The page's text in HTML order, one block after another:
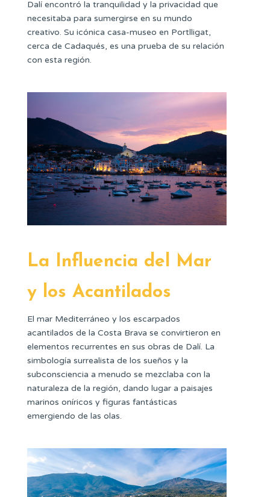
Dalí encontró la tranquilidad y la privacidad que
necesitaba para sumergirse en su mundo
creativo. Su icónica casa-museo en Portlligat,
cerca de Cadaqués, es una prueba de su relación
con esta región.
La Influencia del Mar
y los Acantilados
El mar Mediterráneo y los escarpados
acantilados de la Costa Brava se convirtieron en
elementos recurrentes en sus obras de Dalí. La
simbología surrealista de los sueños y la
subconsciencia a menudo se mezclaba con la
naturaleza de la región, dando lugar a paisajes
marinos oníricos y figuras fantásticas
emergiendo de las olas.